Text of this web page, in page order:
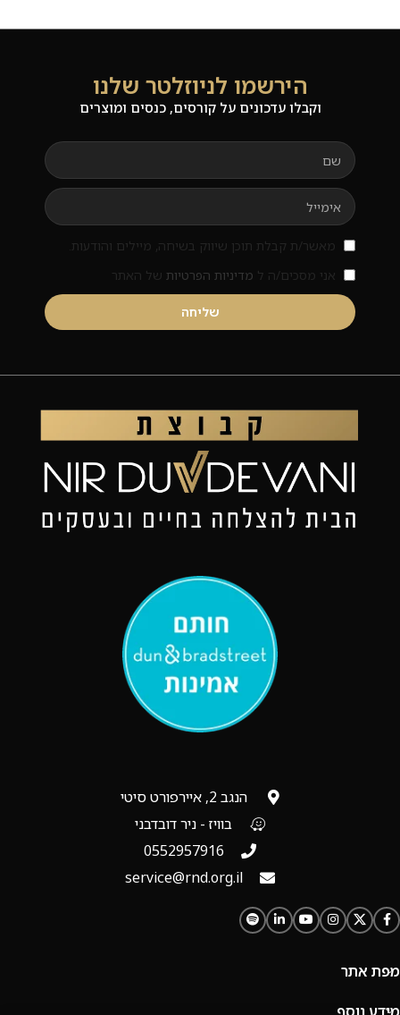
הירשמו לניוזלטר שלנו
וקבלו עדכונים על קורסים, כנסים ומוצרים
מאשר/ת קבלת תוכן שיווק בשיחה, מיילים והודעות.
אני מסכים/ה ל מדיניות הפרטיות של האתר
שליחה
הנגב 2, איירפורט סיטי
בוויז - ניר דובדבני
0552957916
service@rnd.org.il
מפת אתר